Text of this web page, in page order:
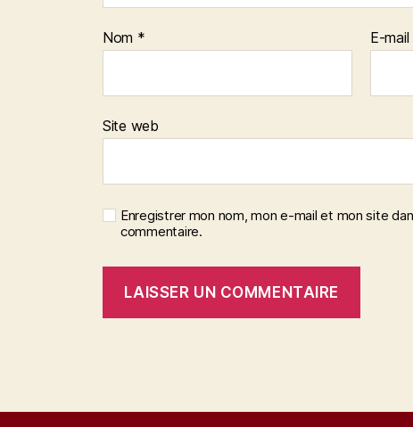
Nom * E-mail
Site web
Enregistrer mon nom, mon e-mail et mon site
commentaire.